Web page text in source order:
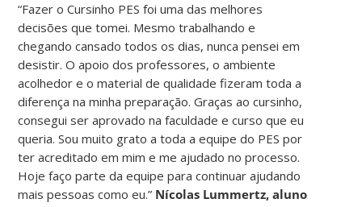
“Fazer o Cursinho PES foi uma das melhores
decisões que tomei. Mesmo trabalhando e
chegando cansado todos os dias, nunca pensei em
desistir. O apoio dos professores, o ambiente
acolhedor e o material de qualidade fizeram toda a
diferença na minha preparação. Graças ao cursinho,
consegui ser aprovado na faculdade e curso que eu
queria. Sou muito grato a toda a equipe do PES por
ter acreditado em mim e me ajudado no processo.
Hoje faço parte da equipe para continuar ajudando
mais pessoas como eu.” Nícolas Lummertz, aluno